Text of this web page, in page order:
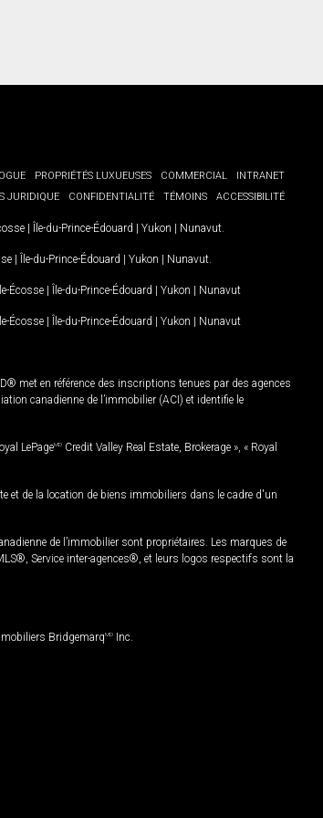
PROPRIÉTÉS LUXUEUSES COMMERCIAL
INTRANET
JURIDIQUE
CONFIDENTIALITÉ TÉMOINS ACCESSIBILITÉ
| Île-du-Prince-Édouard | Yukon | Nunavut
| Île-du-Prince-Édouard | Yukon | Nunavut
Écosse | Île-du-Prince-Édouard | Yukon | Nunavut
Écosse | Île-du-Prince-Édouard | Yukon | Nunavut
met en référence des inscriptions tenues par des agences
canadienne de l’immobilier (ACI) et identifie le
LePageMD Credit Valley Real Estate, Brokerage », « Royal
et de la location de biens immobiliers dans le cadre d'un
de l’immobilier sont propriétaires. Les marques de
Service inter-agences®, et leurs logos respectifs sont la
BridgemarqMD Inc.